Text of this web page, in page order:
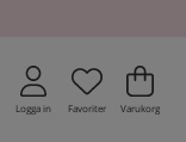
Logga in Antal i
.
Favoriter .
Varukorg